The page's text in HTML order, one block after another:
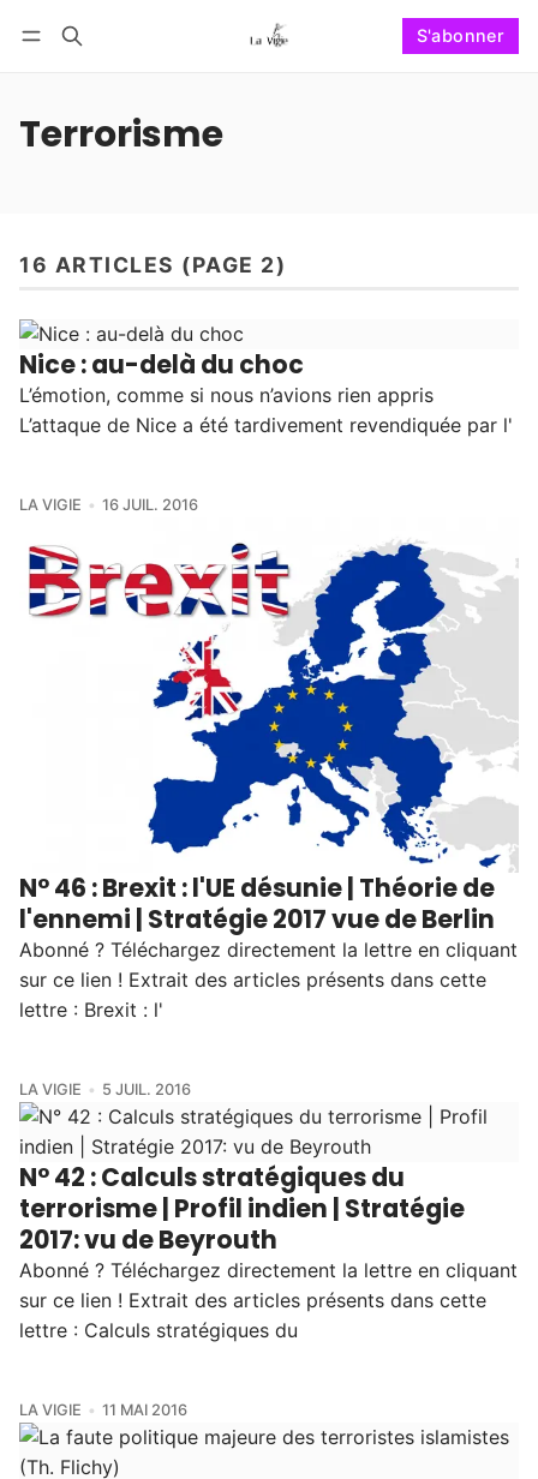
S'abonner
Terrorisme
16 ARTICLES (PAGE 2)
Nice : au-delà du choc
L’émotion, comme si nous n’avions rien appris
L’attaque de Nice a été tardivement revendiquée par l'
LA VIGIE 16 JUIL. 2016
N° 46 : Brexit : l'UE désunie | Théorie de
l'ennemi | Stratégie 2017 vue de Berlin
Abonné ? Téléchargez directement la lettre en cliquant
sur ce lien ! Extrait des articles présents dans cette
lettre : Brexit : l'
LA VIGIE 5 JUIL. 2016
N° 42 : Calculs stratégiques du
terrorisme | Profil indien | Stratégie
2017: vu de Beyrouth
Abonné ? Téléchargez directement la lettre en cliquant
sur ce lien ! Extrait des articles présents dans cette
lettre : Calculs stratégiques du
LA VIGIE 11 MAI 2016